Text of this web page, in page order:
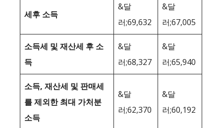
세후 소득
&달
러;69,632
&달
러;67,005
소득세 및 재산세 후 소
득
&달
러;68,327
&달
러;65,940
소득, 재산세 및 판매세
를 제외한 최대 가처분
소득
&달
러;62,370
&달
러;60,192